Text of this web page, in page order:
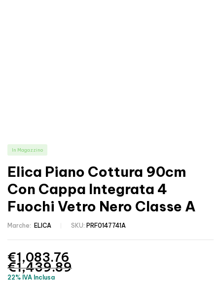
In Magazzino
Elica Piano Cottura 90cm
Con Cappa Integrata 4
Fuochi Vetro Nero Classe A
Marche: ELICA SKU: PRF0147741A
€1,439.89
€1,083.76
22% IVA Inclusa